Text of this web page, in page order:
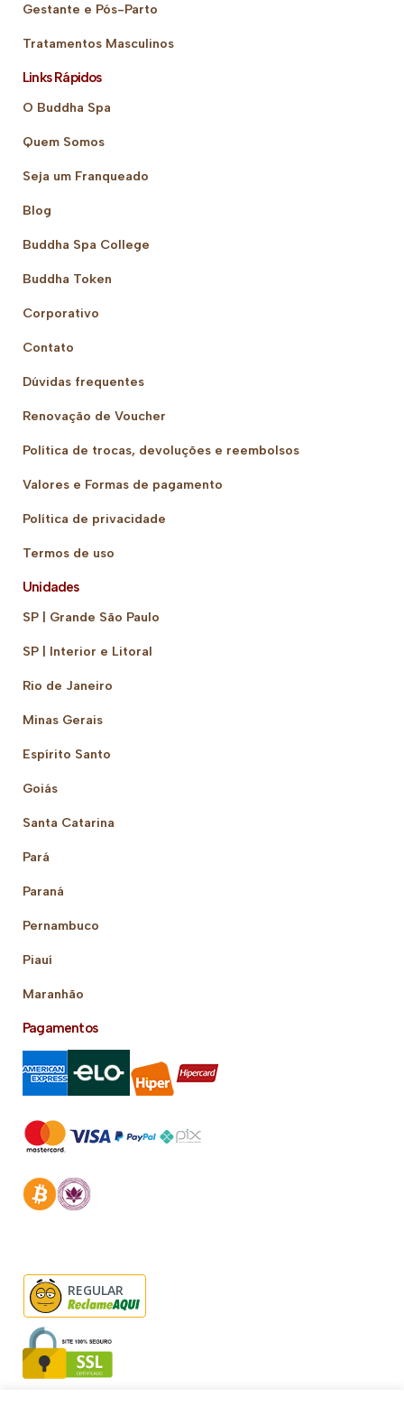
Gestante e Pós-Parto
Tratamentos Masculinos
Links Rápidos
O Buddha Spa
Quem Somos
Seja um Franqueado
Blog
Buddha Spa College
Buddha Token
Corporativo
Contato
Dúvidas frequentes
Renovação de Voucher
Política de trocas, devoluções e reembolsos
Valores e Formas de pagamento
Política de privacidade
Termos de uso
Unidades
SP | Grande São Paulo
SP | Interior e Litoral
Rio de Janeiro
Minas Gerais
Espírito Santo
Goiás
Santa Catarina
Pará
Paraná
Pernambuco
Piauí
Maranhão
Pagamentos
REGULAR